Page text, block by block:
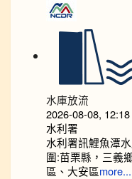
水庫放流
2026-08-08, 12:18
水利署
水利署訊鯉魚潭
圍:苗栗縣，三義
區、大安區more...